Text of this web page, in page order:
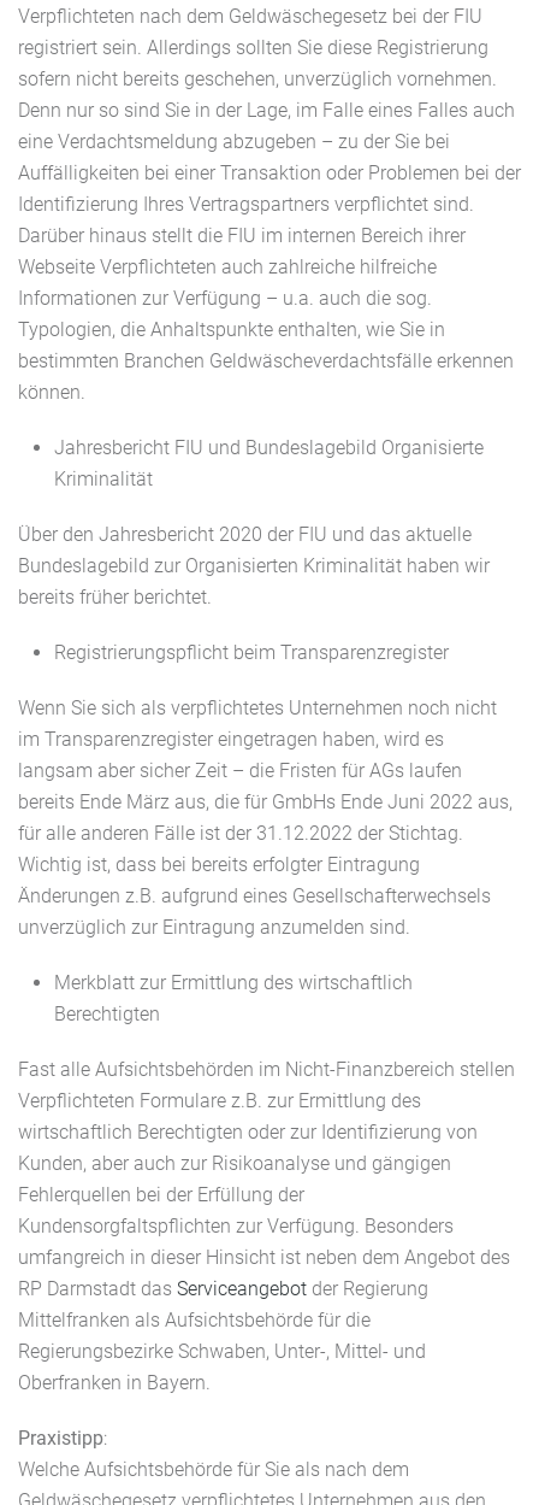
Verpflichteten nach dem Geldwäschegesetz bei der FIU
registriert sein. Allerdings sollten Sie diese Registrierung
sofern nicht bereits geschehen, unverzüglich vornehmen.
Denn nur so sind Sie in der Lage, im Falle eines Falles auch
eine Verdachtsmeldung abzugeben – zu der Sie bei
Auffälligkeiten bei einer Transaktion oder Problemen bei der
Identifizierung Ihres Vertragspartners verpflichtet sind.
Darüber hinaus stellt die FIU im internen Bereich ihrer
Webseite Verpflichteten auch zahlreiche hilfreiche
Informationen zur Verfügung – u.a. auch die sog.
Typologien, die Anhaltspunkte enthalten, wie Sie in
bestimmten Branchen Geldwäscheverdachtsfälle erkennen
können.
Jahresbericht FIU und Bundeslagebild Organisierte
Kriminalität
Über den Jahresbericht 2020 der FIU und das aktuelle
Bundeslagebild zur Organisierten Kriminalität haben wir
bereits früher berichtet.
Registrierungspflicht beim Transparenzregister
Wenn Sie sich als verpflichtetes Unternehmen noch nicht
im Transparenzregister eingetragen haben, wird es
langsam aber sicher Zeit – die Fristen für AGs laufen
bereits Ende März aus, die für GmbHs Ende Juni 2022 aus,
für alle anderen Fälle ist der 31.12.2022 der Stichtag.
Wichtig ist, dass bei bereits erfolgter Eintragung
Änderungen z.B. aufgrund eines Gesellschafterwechsels
unverzüglich zur Eintragung anzumelden sind.
Merkblatt zur Ermittlung des wirtschaftlich
Berechtigten
Fast alle Aufsichtsbehörden im Nicht-Finanzbereich stellen
Verpflichteten Formulare z.B. zur Ermittlung des
wirtschaftlich Berechtigten oder zur Identifizierung von
Kunden, aber auch zur Risikoanalyse und gängigen
Fehlerquellen bei der Erfüllung der
Kundensorgfaltspflichten zur Verfügung. Besonders
umfangreich in dieser Hinsicht ist neben dem Angebot des
RP Darmstadt das Serviceangebot der Regierung
Mittelfranken als Aufsichtsbehörde für die
Regierungsbezirke Schwaben, Unter-, Mittel- und
Oberfranken in Bayern.
Praxistipp:
Welche Aufsichtsbehörde für Sie als nach dem
Geldwäschegesetz verpflichtetes Unternehmen aus den